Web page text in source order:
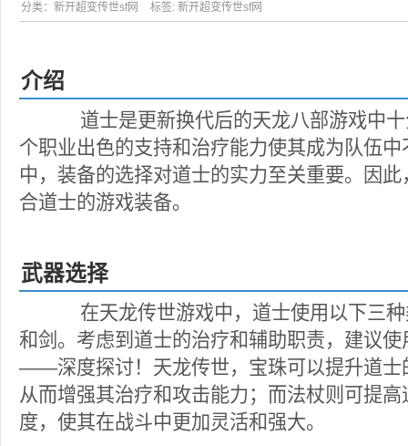
分类： 新开超变传世sf网 标签: 新开超变传世sf网
介绍
道士是更新换代后的天龙八部游戏中十
个职业出色的支持和治疗能力使其成为队伍
中，装备的选择对道士的实力至关重要。因
合道士的游戏装备。
武器选择
在天龙传世游戏中，道士使用以下三种
和剑。考虑到道士的治疗和辅助职责，建议
——深度探讨！天龙传世，宝珠可以提升道士
从而增强其治疗和攻击能力；而法杖则可提
度，使其在战斗中更加灵活和强大。